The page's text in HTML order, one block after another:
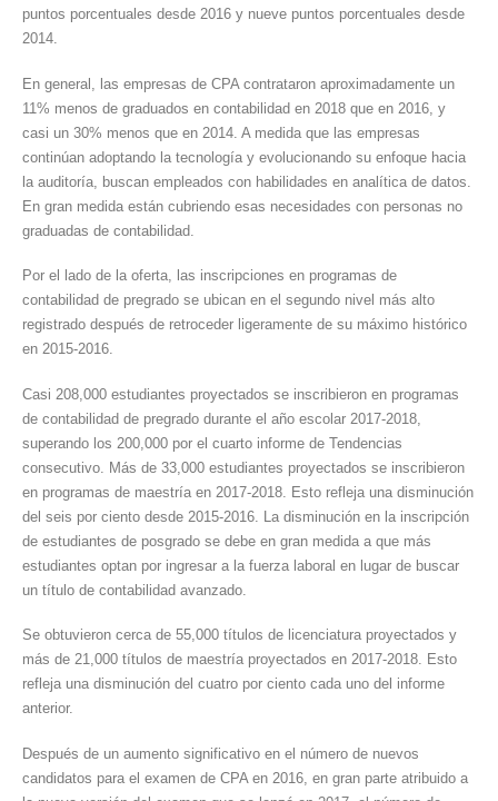
puntos porcentuales desde 2016 y nueve puntos porcentuales desde
2014.
En general, las empresas de CPA contrataron aproximadamente un
11% menos de graduados en contabilidad en 2018 que en 2016, y
casi un 30% menos que en 2014. A medida que las empresas
continúan adoptando la tecnología y evolucionando su enfoque hacia
la auditoría, buscan empleados con habilidades en analítica de datos.
En gran medida están cubriendo esas necesidades con personas no
graduadas de contabilidad.
Por el lado de la oferta, las inscripciones en programas de
contabilidad de pregrado se ubican en el segundo nivel más alto
registrado después de retroceder ligeramente de su máximo histórico
en 2015-2016.
Casi 208,000 estudiantes proyectados se inscribieron en programas
de contabilidad de pregrado durante el año escolar 2017-2018,
superando los 200,000 por el cuarto informe de Tendencias
consecutivo. Más de 33,000 estudiantes proyectados se inscribieron
en programas de maestría en 2017-2018. Esto refleja una disminución
del seis por ciento desde 2015-2016. La disminución en la inscripción
de estudiantes de posgrado se debe en gran medida a que más
estudiantes optan por ingresar a la fuerza laboral en lugar de buscar
un título de contabilidad avanzado.
Se obtuvieron cerca de 55,000 títulos de licenciatura proyectados y
más de 21,000 títulos de maestría proyectados en 2017-2018. Esto
refleja una disminución del cuatro por ciento cada uno del informe
anterior.
Después de un aumento significativo en el número de nuevos
candidatos para el examen de CPA en 2016, en gran parte atribuido a